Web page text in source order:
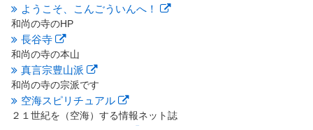
2012年7月
(10)
2012年6月(14)
2012年5月
2012年4月(16)
2012年3月 (17)
2012年2月(20)
2012年1月(25)
2011年12月(22)
2011年11月(28)
ようこそ、こんごういんへ！
和尚の寺のHP
長谷寺
和尚の寺の本山
真言宗豊山派
和尚の寺の宗派です
空海スピリチュアル
２１世紀を（空海）する情報ネット誌